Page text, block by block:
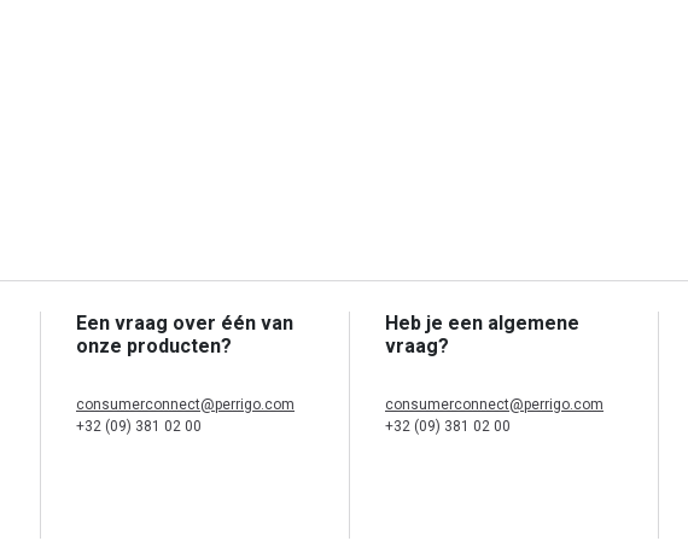
Een vraag over één van
onze producten?
consumerconnect@perrigo.com
+32 (09) 381 02 00
Heb je een algemene
vraag?
consumerconnect@perrigo.com
+32 (09) 381 02 00